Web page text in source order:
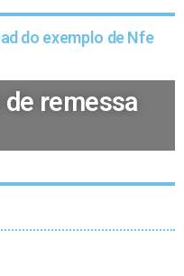
do exemplo de Nfe
de remessa